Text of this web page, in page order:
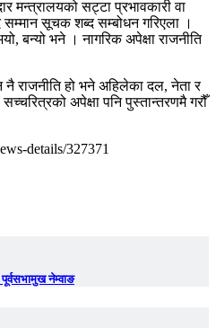
मन्त्रालयको सट्टा प्रभावकारी वा
सम्मान सूचक शब्द सम्बोधन गरिएला ।
बन्यो भने । नागरिक अपेक्षा राजनीति
नै राजनीति हो भने अहिलेका दल, नेता र
अपेक्षा पनि पुस्तान्तरणमै गरौँ
details/327371
नेम्वाङ